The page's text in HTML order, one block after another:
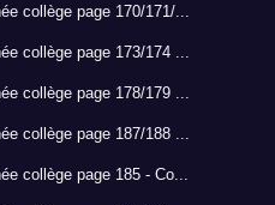
collège page 170/171/...
collège page 173/174 ...
collège page 178/179 ...
collège page 187/188 ...
collège page 185 - Co...